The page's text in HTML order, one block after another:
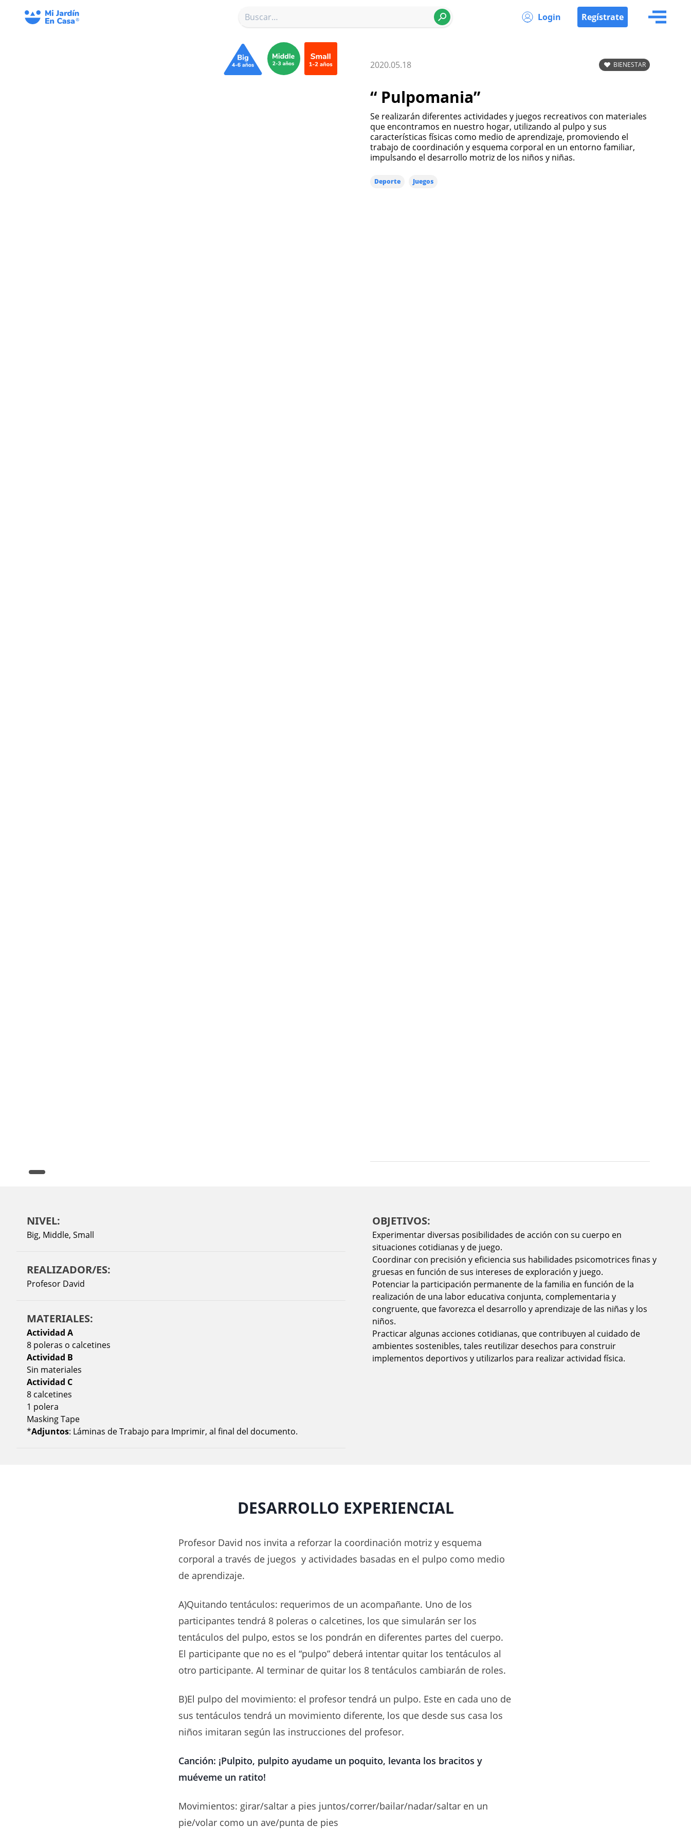
Login Regístrate
2020.05.18 BIENESTAR
“ Pulpomania”
Se realizarán diferentes actividades y juegos recreativos con materiales
que encontramos en nuestro hogar, utilizando al pulpo y sus
características físicas como medio de aprendizaje, promoviendo el
trabajo de coordinación y esquema corporal en un entorno familiar,
impulsando el desarrollo motriz de los niños y niñas.
Deporte Juegos
NIVEL:
Big, Middle, Small
REALIZADOR/ES:
Profesor David
MATERIALES:
Actividad A
8 poleras o calcetines
Actividad B
Sin materiales
Actividad C
8 calcetines
1 polera
Masking Tape
*Adjuntos: Láminas de Trabajo para Imprimir, al final del documento.
OBJETIVOS:
Experimentar diversas posibilidades de acción con su cuerpo en
situaciones cotidianas y de juego.
Coordinar con precisión y eficiencia sus habilidades psicomotrices finas y
gruesas en función de sus intereses de exploración y juego.
Potenciar la participación permanente de la familia en función de la
realización de una labor educativa conjunta, complementaria y
congruente, que favorezca el desarrollo y aprendizaje de las niñas y los
niños.
Practicar algunas acciones cotidianas, que contribuyen al cuidado de
ambientes sostenibles, tales reutilizar desechos para construir
implementos deportivos y utilizarlos para realizar actividad física.
DESARROLLO EXPERIENCIAL
Profesor David nos invita a reforzar la coordinación motriz y esquema
corporal a través de juegos y actividades basadas en el pulpo como medio
de aprendizaje.
A)Quitando tentáculos: requerimos de un acompañante. Uno de los
participantes tendrá 8 poleras o calcetines, los que simularán ser los
tentáculos del pulpo, estos se los pondrán en diferentes partes del cuerpo.
El participante que no es el “pulpo” deberá intentar quitar los tentáculos al
otro participante. Al terminar de quitar los 8 tentáculos cambiarán de roles.
B)El pulpo del movimiento: el profesor tendrá un pulpo. Este en cada uno de
sus tentáculos tendrá un movimiento diferente, los que desde sus casa los
niños imitaran según las instrucciones del profesor.
Canción: ¡Pulpito, pulpito ayudame un poquito, levanta los bracitos y
muéveme un ratito!
Movimientos: girar/saltar a pies juntos/correr/bailar/nadar/saltar en un
pie/volar como un ave/punta de pies